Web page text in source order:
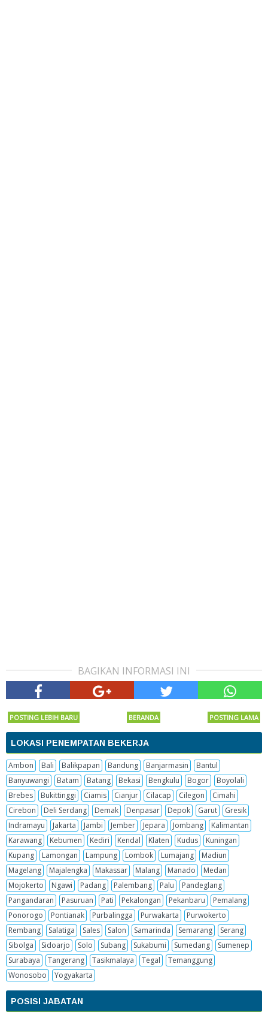
BAGIKAN INFORMASI INI
POSTING LEBIH BARU POSTING LAMA
BERANDA
LOKASI PENEMPATAN BEKERJA
Ambon Bali Balikpapan Bandung Banjarmasin
Bantul
Banyuwangi
Batam Batang Bekasi Bengkulu Bogor
Boyolali
Brebes
Bukittinggi Ciamis Cianjur Cilacap Cilegon
Cimahi
Cirebon
Deli Serdang Demak Denpasar Depok Garut
Gresik
Indramayu
Jakarta Jambi Jember Jepara Jombang
Kalimantan
Karawang
Kebumen Kediri Kendal Klaten Kudus
Kuningan
Kupang
Lamongan Lampung Lombok Lumajang
Madiun
Magelang
Majalengka Makassar Malang Manado
Medan
Mojokerto
Ngawi Padang Palembang Palu
Pandeglang
Pangandaran
Pasuruan Pati Pekalongan Pekanbaru
Pemalang
Ponorogo
Pontianak Purbalingga Purwakarta
Purwokerto
Rembang
Salatiga Sales Salon Samarinda Semarang
Serang
Sibolga
Sidoarjo Solo Subang Sukabumi Sumedang
Sumenep
Surabaya
Tangerang Tasikmalaya Tegal
Temanggung
Wonosobo
Yogyakarta
POSISI JABATAN